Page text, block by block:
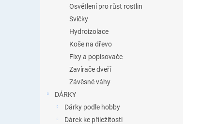
Osvětlení pro růst rostlin
Svíčky
Hydroizolace
Koše na dřevo
Fixy a popisovače
Zavírače dveří
Závěsné váhy
DÁRKY
Dárky podle hobby
Dárek ke příležitosti